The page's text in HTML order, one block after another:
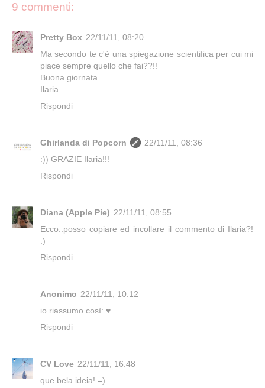
9 commenti:
Pretty Box 22/11/11, 08:20
Ma secondo te c'è una spiegazione scientifica per cui mi
piace sempre quello che fai??!!
Buona giornata
Ilaria
Rispondi
Ghirlanda di Popcorn
22/11/11, 08:36
:)) GRAZIE Ilaria!!!
Rispondi
Diana (Apple Pie) 22/11/11, 08:55
Ecco..posso copiare ed incollare il commento di Ilaria?!
:)
Rispondi
Anonimo 22/11/11, 10:12
io riassumo così: ♥
Rispondi
CV Love 22/11/11, 16:48
que bela ideia! =)